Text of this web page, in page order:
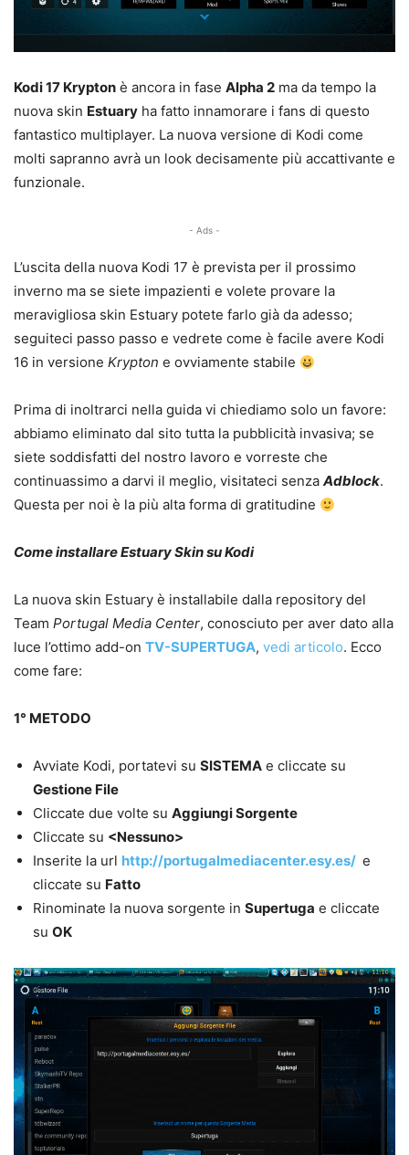
Kodi 17 Krypton è ancora in fase Alpha 2 ma da tempo la
nuova skin Estuary ha fatto innamorare i fans di questo
fantastico multiplayer. La nuova versione di Kodi come
molti sapranno avrà un look decisamente più accattivante e
funzionale.
- Ads -
L’uscita della nuova Kodi 17 è prevista per il prossimo
inverno ma se siete impazienti e volete provare la
meravigliosa skin Estuary potete farlo già da adesso;
seguiteci passo passo e vedrete come è facile avere Kodi
16 in versione Krypton e ovviamente stabile
Prima di inoltrarci nella guida vi chiediamo solo un favore:
abbiamo eliminato dal sito tutta la pubblicità invasiva; se
siete soddisfatti del nostro lavoro e vorreste che
continuassimo a darvi il meglio, visitateci senza Adblock.
Questa per noi è la più alta forma di gratitudine
Come installare Estuary Skin su Kodi
La nuova skin Estuary è installabile dalla repository del
Team Portugal Media Center, conosciuto per aver dato alla
luce l’ottimo add-on TV-SUPERTUGA, vedi articolo. Ecco
come fare:
1° METODO
Avviate Kodi, portatevi su SISTEMA e cliccate su
Gestione File
Cliccate due volte su Aggiungi Sorgente
Cliccate su <Nessuno>
Inserite la url http://portugalmediacenter.esy.es/ e
cliccate su Fatto
Rinominate la nuova sorgente in Supertuga e cliccate
su OK